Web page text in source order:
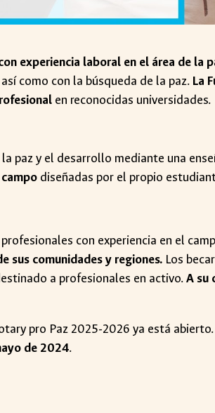
experiencia laboral en el área de la
como con la búsqueda de la paz. La
en reconocidas universidades.
paz y el desarrollo mediante una
diseñadas por el propio
con experiencia en el
sus comunidades y regiones. Los
a profesionales en activo.A su
pro Paz 2025-2026 ya está
de 2024.